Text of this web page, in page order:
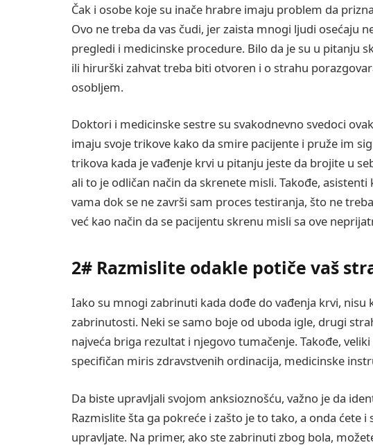
Čak i osobe koje su inače hrabre imaju problem da
Ovo ne treba da vas čudi, jer zaista mnogi ljudi osećaju
pregledi i medicinske procedure. Bilo da je su u pitanju
ili hirurški zahvat treba biti otvoren i o strahu
osobljem.
Doktori i medicinske sestre su svakodnevno svedoci
imaju svoje trikove kako da smire pacijente i pruže im
trikova kada je vađenje krvi u pitanju jeste da brojite u
ali to je odličan način da skrenete misli. Takođe,
vama dok se ne završi sam proces testiranja, što ne
već kao način da se pacijentu skrenu misli sa ove
2# Razmislite odakle potiče vaš
Iako su mnogi zabrinuti kada dođe do vađenja krvi, nisu
zabrinutosti. Neki se samo boje od uboda igle, drugi
najveća briga rezultat i njegovo tumačenje. Takođe,
specifičan miris zdravstvenih ordinacija, medicinske
Da biste upravljali svojom anksioznošću, važno je da
Razmislite šta ga pokreće i zašto je to tako, a onda ćete
upravljate. Na primer, ako ste zabrinuti zbog bola,